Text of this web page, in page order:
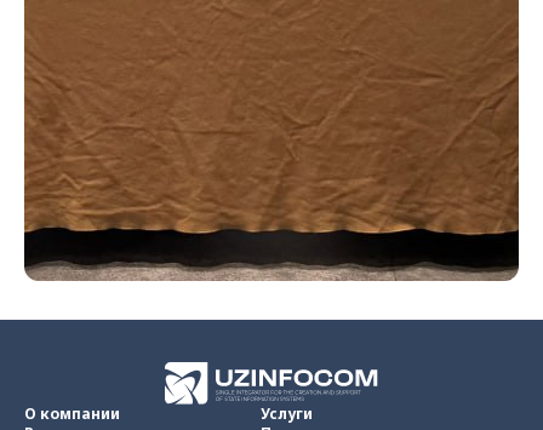
О компании
Услуги